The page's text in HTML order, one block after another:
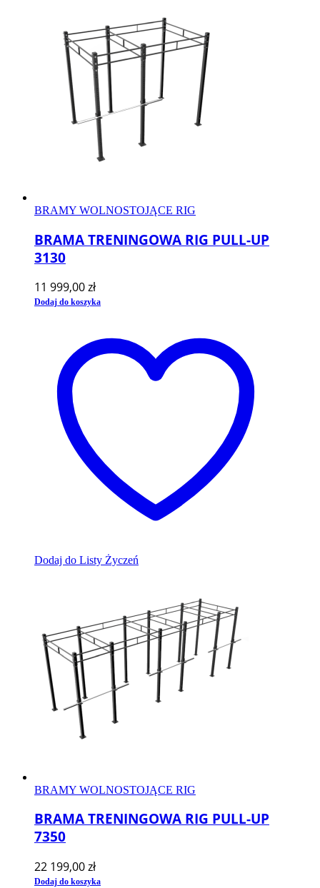
BRAMY WOLNOSTOJĄCE RIG
BRAMA TRENINGOWA RIG PULL-UP
3130
11 999,00zł
Dodaj do koszyka
Dodaj do Listy Życzeń
BRAMY WOLNOSTOJĄCE RIG
BRAMA TRENINGOWA RIG PULL-UP
7350
22 199,00zł
Dodaj do koszyka